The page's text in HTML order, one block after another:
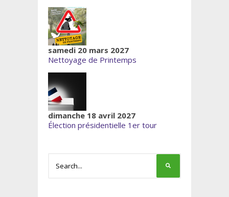
samedi 20 mars 2027
Nettoyage de Printemps
dimanche 18 avril 2027
Élection présidentielle 1er tour